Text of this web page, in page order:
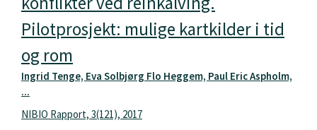
Pilotprosjekt: mulige kartkilder i tid
og rom
Ingrid Tenge, Eva Solbjørg Flo Heggem, Paul Eric Aspholm,
...
NIBIO Rapport, 3(121), 2017